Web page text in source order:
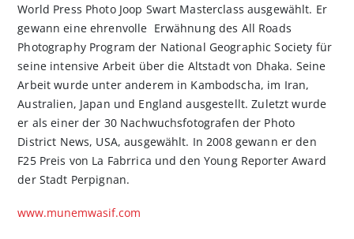
World Press Photo Joop Swart Masterclass ausgewählt. Er
gewann eine ehrenvolle Erwähnung des All Roads
Photography Program der National Geographic Society für
seine intensive Arbeit über die Altstadt von Dhaka. Seine
Arbeit wurde unter anderem in Kambodscha, im Iran,
Australien, Japan und England ausgestellt. Zuletzt wurde
er als einer der 30 Nachwuchsfotografen der Photo
District News, USA, ausgewählt. In 2008 gewann er den
F25 Preis von La Fabrrica und den Young Reporter Award
der Stadt Perpignan.
www.munemwasif.com